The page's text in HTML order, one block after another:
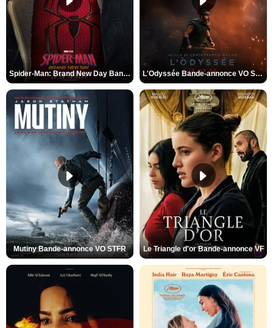
Spider-Man: Brand New Day Bande-annonce VO STFR L'Odyssée Bande-annonce VO STFR
Mutiny Bande-annonce VO STFR Le Triangle d'or Bande-annonce VF